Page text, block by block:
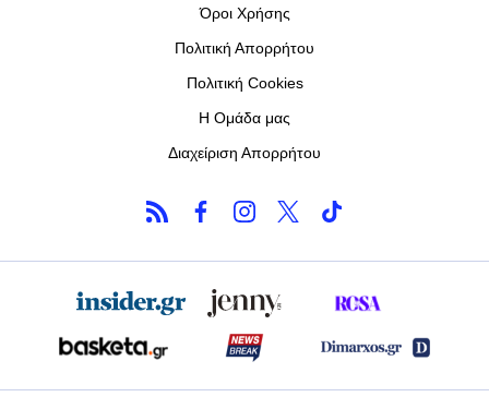
Όροι Χρήσης
Πολιτική Απορρήτου
Πολιτική Cookies
Η Ομάδα μας
Διαχείριση Απορρήτου